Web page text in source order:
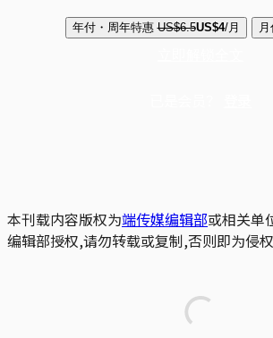
年付・周年特惠 US$6.5US$4/月
本刊载内容版权为端传媒编辑部或相关单
编辑部授权,请勿转载或复制,否则即为侵权